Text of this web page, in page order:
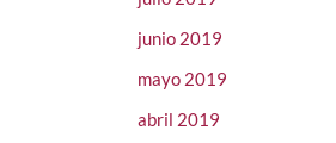
junio 2019
mayo 2019
abril 2019